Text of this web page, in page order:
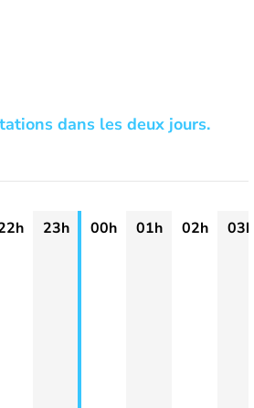
dans les deux jours.
23h 00h 01h 02h
03h